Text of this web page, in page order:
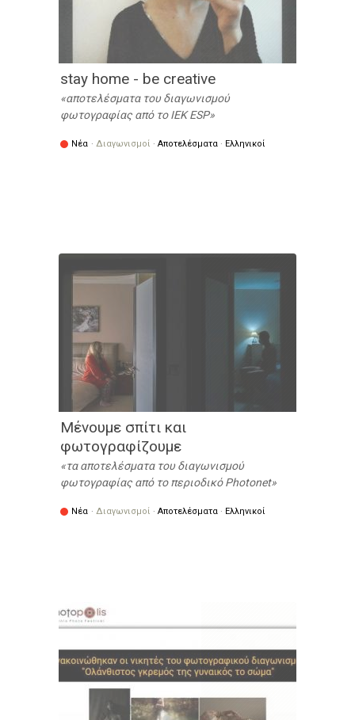
stay home - be creative
αποτελέσματα του διαγωνισμού
φωτογραφίας από το IEK ESP
Νέα · Διαγωνισμοί · Αποτελέσματα · Ελληνικοί
Μένουμε σπίτι και
φωτογραφίζουμε
τα αποτελέσματα του διαγωνισμού
φωτογραφίας από το περιοδικό Photonet
Νέα · Διαγωνισμοί · Αποτελέσματα · Ελληνικοί